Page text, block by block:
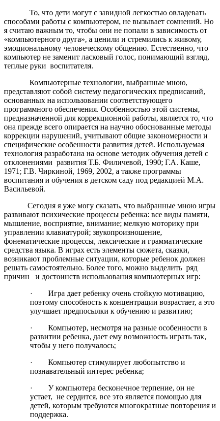
То, что дети могут с завидной легкостью овладевать
способами работы с компьютером, не вызывает сомнений. Но
я считаю важным то, чтобы они не попали в зависимость от
«компьютерного друга», а ценили и стремились к живому,
эмоциональному человеческому общению. Естественно, что
компьютер не заменит ласковый голос, понимающий взгляд,
теплые руки воспитателя.
Компьютерные технологии, выбранные мною,
представляют собой систему педагогических предписаний,
основанных на использовании соответствующего
программного обеспечения. Особенностью этой системы,
предназначенной для коррекционной работы, является то, что
она прежде всего опирается на научно обоснованные методы
коррекции нарушений, учитывают общие закономерности и
специфические особенности развития детей. Используемая
технология разработана на основе методик обучения детей с
отклонениями развития Т.Б. Филичевой, 1990; Г.А. Каше,
1971; Г.В. Чиркиной, 1969, 2002, а также программы
воспитания и обучения в детском саду под редакцией М.А.
Васильевой.
Сегодня я уже могу сказать, что выбранные мною игры
развивают психические процессы ребенка: все виды памяти,
мышление, восприятие, внимание; мелкую моторику при
управлении клавиатурой; звукопроизношение,
фонематические процессы, лексические и грамматические
средства языка. В играх есть элементы сюжета, сказки,
возникают проблемные ситуации, которые ребенок должен
решать самостоятельно. Более того, можно выделить ряд
причин и достоинств использования компьютерных игр:
· Игра дает ребенку очень стойкую мотивацию,
поэтому способность к концентрации возрастает, а это
улучшает предпосылки к обучению и развитию;
· Компьютер, несмотря на разные особенности в
развитии ребенка, дает ему возможность играть так,
чтобы у него получалось;
· Компьютер стимулирует любопытство и
познавательный интерес ребенка;
· У компьютера бесконечное терпение, он не
устает, не сердится, все это является помощью для
детей, которым требуются многократные повторения и
поддержка.